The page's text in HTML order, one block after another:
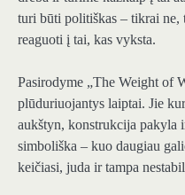
turi būti politiškas – tikrai ne,
reaguoti į tai, kas vyksta.
Pasirodyme „The Weight of
plūduriuojantys laiptai. Jie
aukštyn, konstrukcija pakyla
simboliška – kuo daugiau
keičiasi, juda ir tampa